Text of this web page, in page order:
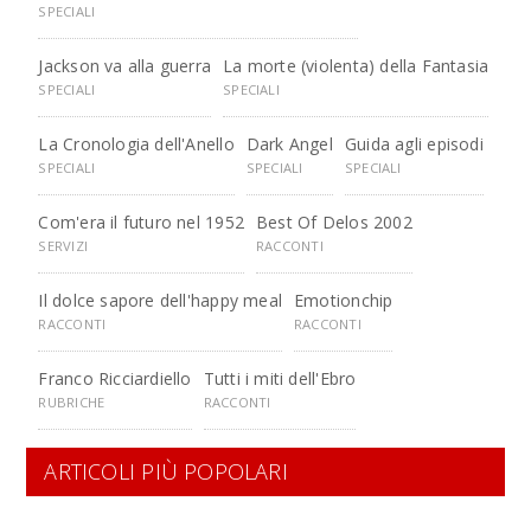
SPECIALI
Jackson va alla guerra
SPECIALI
La morte (violenta) della Fantasia
SPECIALI
La Cronologia dell'Anello
SPECIALI
Dark Angel
SPECIALI
Guida agli episodi
SPECIALI
Com'era il futuro nel 1952
SERVIZI
Best Of Delos 2002
RACCONTI
Il dolce sapore dell'happy meal
RACCONTI
Emotionchip
RACCONTI
Franco Ricciardiello
RUBRICHE
Tutti i miti dell'Ebro
RACCONTI
ARTICOLI PIÙ POPOLARI